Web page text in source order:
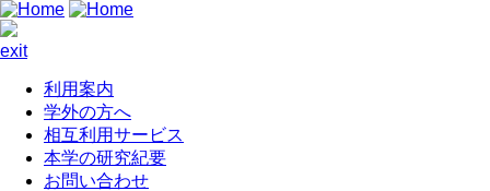
exit
利用案内
学外の方へ
相互利用サービス
本学の研究紀要
お問い合わせ